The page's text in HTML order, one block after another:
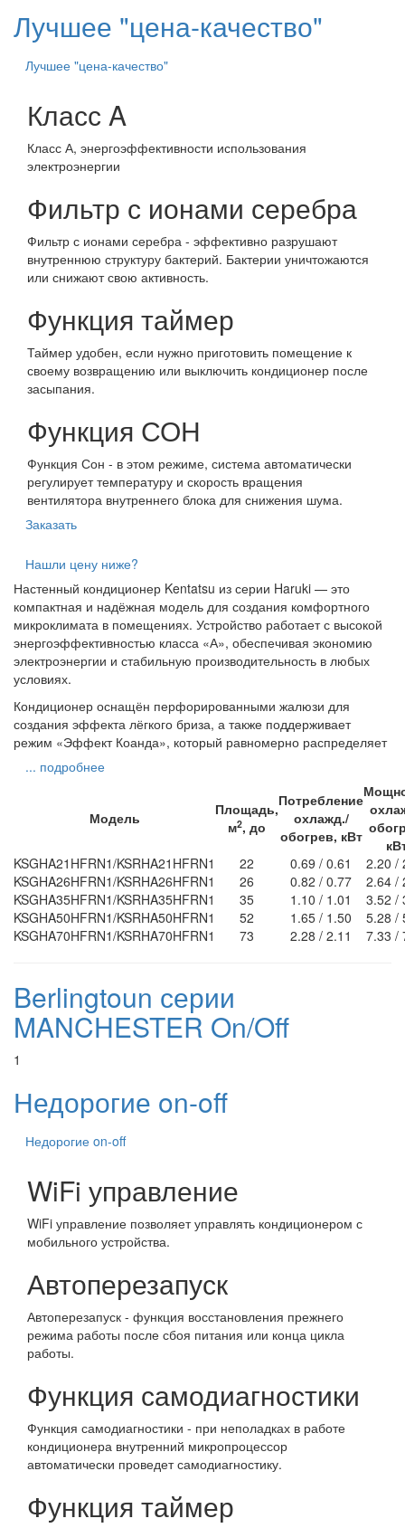
Лучшее "цена-качество"
Лучшее "цена-качество"
Класс A
Класс А, энергоэффективности использования
электроэнергии
Фильтр с ионами серебра
Фильтр с ионами серебра - эффективно разрушают
внутреннюю структуру бактерий. Бактерии уничтожаются
или снижают свою активность.
Функция таймер
Таймер удобен, если нужно приготовить помещение к
своему возвращению или выключить кондиционер после
засыпания.
Функция СОН
Функция Сон - в этом режиме, система автоматически
регулирует температуру и скорость вращения
вентилятора внутреннего блока для снижения шума.
Заказать
Нашли цену ниже?
Настенный кондиционер Kentatsu из серии Haruki — это
компактная и надёжная модель для создания комфортного
микроклимата в помещениях. Устройство работает с высокой
энергоэффективностью класса «А», обеспечивая экономию
электроэнергии и стабильную производительность в любых
условиях.
Кондиционер оснащён перфорированными жалюзи для
создания эффекта лёгкого бриза, а также поддерживает
режим «Эффект Коанда», который равномерно распределяет
... подробнее
Модель
Площадь,
м2, до
Потребление
охлажд./
обогрев, кВт
KSGHA21HFRN1/KSRHA21HFRN1
22 0.69 / 0.61
2.20 /
KSGHA26HFRN1/KSRHA26HFRN1
26 0.82 / 0.77
2.64 /
KSGHA35HFRN1/KSRHA35HFRN1
35 1.10 / 1.01
3.52 /
KSGHA50HFRN1/KSRHA50HFRN1
52 1.65 / 1.50
5.28 /
KSGHA70HFRN1/KSRHA70HFRN1
73 2.28 / 2.11 7.33 /
Berlingtoun серии
MANCHESTER On/Off
1
Недорогие on-off
Недорогие on-off
WiFi управление
WiFi управление позволяет управлять кондиционером с
мобильного устройства.
Автоперезапуск
Автоперезапуск - функция восстановления прежнего
режима работы после сбоя питания или конца цикла
работы.
Функция самодиагностики
Функция самодиагностики - при неполадках в работе
кондиционера внутренний микропроцессор
автоматически проведет самодиагностику.
Функция таймер